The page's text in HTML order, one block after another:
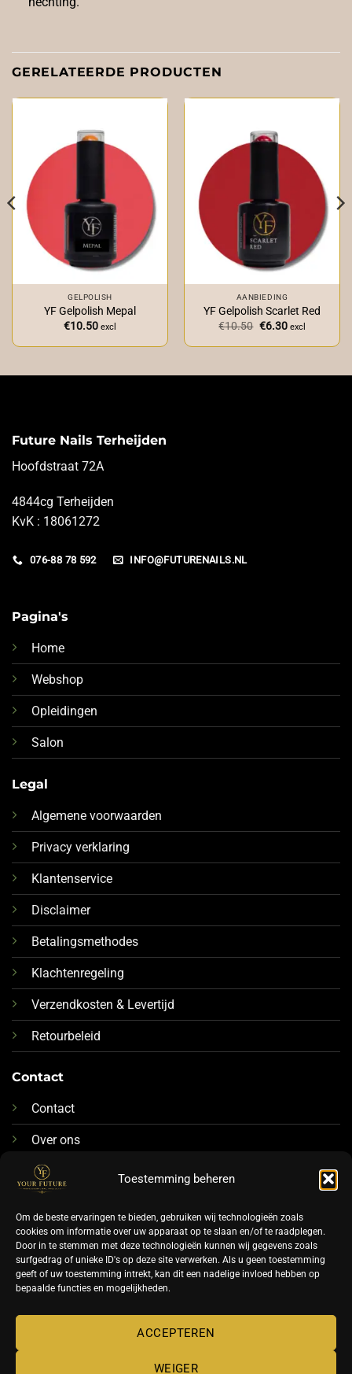
Toestemming beheren
Om de beste ervaringen te bieden, gebruiken wij technologieën zoals
cookies om informatie over uw apparaat op te slaan en/of te raadplegen.
Door in te stemmen met deze technologieën kunnen wij gegevens zoals
surfgedrag of unieke ID's op deze site verwerken. Als u geen toestemming
geeft of uw toestemming intrekt, kan dit een nadelige invloed hebben op
bepaalde functies en mogelijkheden.
ACCEPTEREN
WEIGER
GERELATEERDE PRODUCTEN
GELPOLISH
YF Gelpolish Mepal
€10.50 excl
AANBIEDING
YF Gelpolish Scarlet Red
€10.50 Oorspronkelijke
was:
€6.30Huidige
is:
excl
Future Nails Terheijden
Hoofdstraat 72A
4844cg Terheijden
KvK : 18061272
076-88 78 592 INFO@FUTURENAILS.NL
Pagina's
Home
Webshop
Opleidingen
Salon
Legal
Algemene voorwaarden
Privacy verklaring
Klantenservice
Disclaimer
Betalingsmethodes
Klachtenregeling
Verzendkosten & Levertijd
Retourbeleid
Contact
Contact
Over ons
076-88 78 592
2026 UX Themes